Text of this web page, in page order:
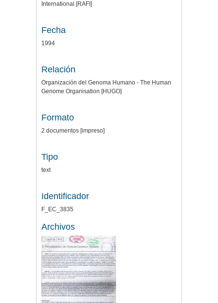
International [RAFI]
Fecha
1994
Relación
Organización del Genoma Humano - The Human
Genome Organisation [HUGO]
Formato
2 documentos [impreso]
Tipo
text
Identificador
F_EC_3835
Archivos